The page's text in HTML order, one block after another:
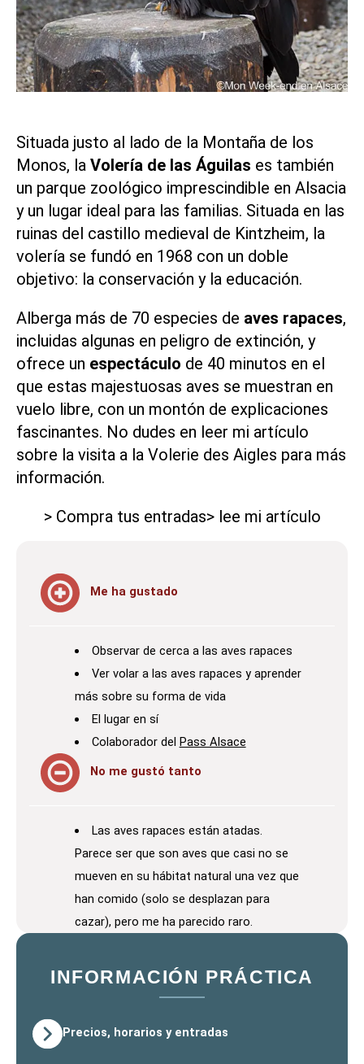
Situada justo al lado de la Montaña de los
Monos, la Volería de las Águilas es también
un parque zoológico imprescindible en Alsacia
y un lugar ideal para las familias. Situada en las
ruinas del castillo medieval de Kintzheim, la
volería se fundó en 1968 con un doble
objetivo: la conservación y la educación.
Alberga más de 70 especies de aves rapaces,
incluidas algunas en peligro de extinción, y
ofrece un espectáculo de 40 minutos en el
que estas majestuosas aves se muestran en
vuelo libre, con un montón de explicaciones
fascinantes. No dudes en leer mi artículo
sobre la visita a la Volerie des Aigles para más
información.
> Compra tus entradas> lee mi artículo
Me ha gustado
Observar de cerca a las aves rapaces
Ver volar a las aves rapaces y aprender
más sobre su forma de vida
El lugar en sí
Colaborador del Pass Alsace
No me gustó tanto
Las aves rapaces están atadas.
Parece ser que son aves que casi no se
mueven en su hábitat natural una vez que
han comido (solo se desplazan para
cazar), pero me ha parecido raro.
INFORMACIÓN PRÁCTICA
Precios, horarios y entradas